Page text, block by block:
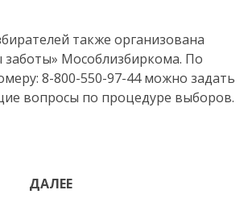
также организована
заботы» Мособлизбиркома. По
8-800-550-97-44 можно задать
вопросы по процедуре выборов.
ДАЛЕЕ